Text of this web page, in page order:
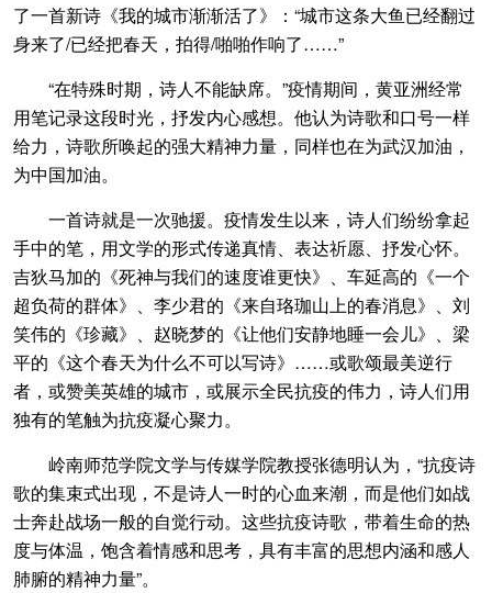
了一首新诗《我的城市渐渐活了》：“城市这条大鱼已经翻过
身来了/已经把春天，拍得/啪啪作响了……”
“在特殊时期，诗人不能缺席。”疫情期间，黄亚洲经常
用笔记录这段时光，抒发内心感想。他认为诗歌和口号一样
给力，诗歌所唤起的强大精神力量，同样也在为武汉加油，
为中国加油。
一首诗就是一次驰援。疫情发生以来，诗人们纷纷拿起
手中的笔，用文学的形式传递真情、表达祈愿、抒发心怀。
吉狄马加的《死神与我们的速度谁更快》、车延高的《一个
超负荷的群体》、李少君的《来自珞珈山上的春消息》、刘
笑伟的《珍藏》、赵晓梦的《让他们安静地睡一会儿》、梁
平的《这个春天为什么不可以写诗》……或歌颂最美逆行
者，或赞美英雄的城市，或展示全民抗疫的伟力，诗人们用
独有的笔触为抗疫凝心聚力。
岭南师范学院文学与传媒学院教授张德明认为，“抗疫诗
歌的集束式出现，不是诗人一时的心血来潮，而是他们如战
士奔赴战场一般的自觉行动。这些抗疫诗歌，带着生命的热
度与体温，饱含着情感和思考，具有丰富的思想内涵和感人
肺腑的精神力量”。